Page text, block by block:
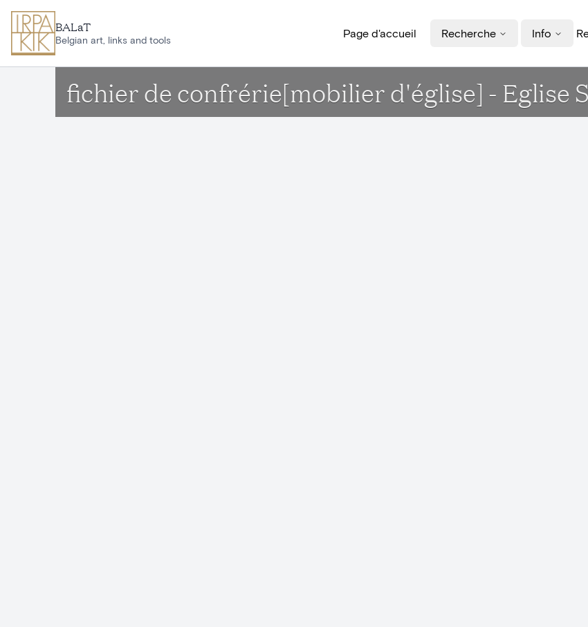
BALaT
Belgian art, links and tools
Page d'accueil Recherche Info
fichier de confrérie[mobilier d'église] - Eglise